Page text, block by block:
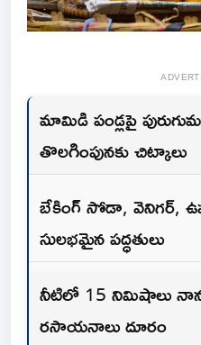
మామిడి పండ్లపై
తొలగింపునకు చిట్కాలు
బేకింగ్ సోడా, వెనిగర్,
సులభమైన పద్ధతులు
నీటిలో 15 నిమిషాలు
రసాయనాలు దూరం